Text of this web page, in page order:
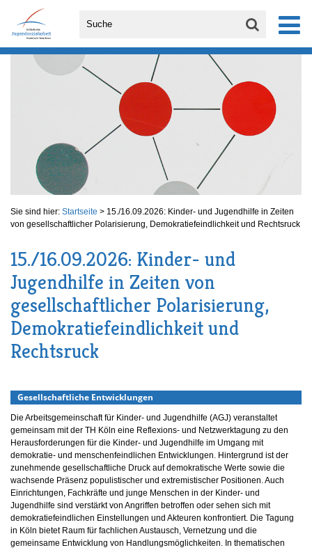
Sie sind hier: Startseite > 15./16.09.2026: Kinder- und Jugendhilfe in Zeiten
von gesellschaftlicher Polarisierung, Demokratiefeindlichkeit und Rechtsruck
15./16.09.2026: Kinder- und
Jugendhilfe in Zeiten von
gesellschaftlicher Polarisierung,
Demokratiefeindlichkeit und
Rechtsruck
Gesellschaftliche Entwicklungen
Die Arbeitsgemeinschaft für Kinder- und Jugendhilfe (AGJ) veranstaltet
gemeinsam mit der TH Köln eine Reflexions- und Netzwerktagung zu den
Herausforderungen für die Kinder- und Jugendhilfe im Umgang mit
demokratie- und menschenfeindlichen Entwicklungen. Hintergrund ist der
zunehmende gesellschaftliche Druck auf demokratische Werte sowie die
wachsende Präsenz populistischer und extremistischer Positionen. Auch
Einrichtungen, Fachkräfte und junge Menschen in der Kinder- und
Jugendhilfe sind verstärkt von Angriffen betroffen oder sehen sich mit
demokratiefeindlichen Einstellungen und Akteuren konfrontiert. Die Tagung
in Köln bietet Raum für fachlichen Austausch, Vernetzung und die
gemeinsame Entwicklung von Handlungsmöglichkeiten. In thematischen